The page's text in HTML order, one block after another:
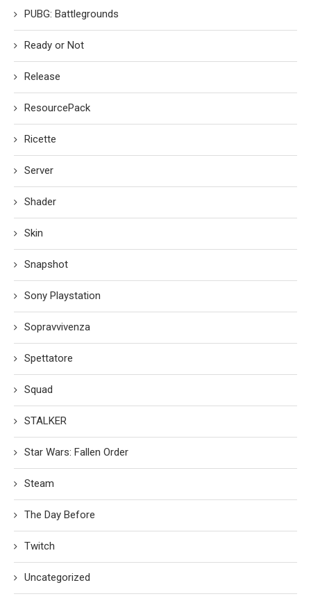
PUBG: Battlegrounds
Ready or Not
Release
ResourcePack
Ricette
Server
Shader
Skin
Snapshot
Sony Playstation
Sopravvivenza
Spettatore
Squad
STALKER
Star Wars: Fallen Order
Steam
The Day Before
Twitch
Uncategorized